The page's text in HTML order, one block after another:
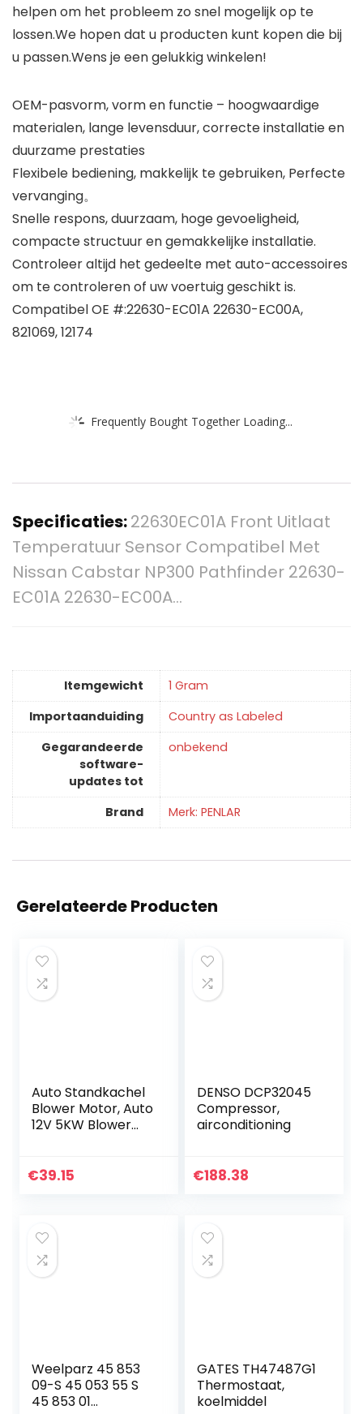
helpen om het probleem zo snel mogelijk op te
lossen.We hopen dat u producten kunt kopen die bij
u passen.Wens je een gelukkig winkelen!
OEM-pasvorm, vorm en functie – hoogwaardige
materialen, lange levensduur, correcte installatie en
duurzame prestaties
Flexibele bediening, makkelijk te gebruiken, Perfecte
vervanging。
Snelle respons, duurzaam, hoge gevoeligheid,
compacte structuur en gemakkelijke installatie.
Controleer altijd het gedeelte met auto-accessoires
om te controleren of uw voertuig geschikt is.
Compatibel OE #:22630-EC01A 22630-EC00A,
821069, 12174
Frequently Bought Together Loading...
Specificaties:22630EC01A Front Uitlaat
Temperatuur Sensor Compatibel Met
Nissan Cabstar NP300 Pathfinder 22630-
EC01A 22630-EC00A…
Itemgewicht
‎1 Gram
Importaanduiding
‎Country as Labeled
Gegarandeerde
software-
updates tot
‎onbekend
Brand Merk: PENLAR
Gerelateerde Producten
Auto Standkachel
Blower Motor, Auto
12V 5KW Blower
Professionele
€39.15
DENSO DCP32045
Compressor,
airconditioning
€188.38
Weelparz 45 853
09-S 45 053 55 S
45 853 01
GATES TH47487G1
Thermostaat,
koelmiddel